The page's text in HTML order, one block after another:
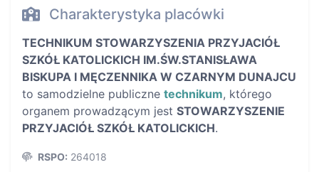
Charakterystyka placówki
TECHNIKUM STOWARZYSZENIA PRZYJACIÓŁ
SZKÓŁ KATOLICKICH IM.ŚW.STANISŁAWA
BISKUPA I MĘCZENNIKA W CZARNYM DUNAJCU
to samodzielne publiczne technikum, którego
organem prowadzącym jest STOWARZYSZENIE
PRZYJACIÓŁ SZKÓŁ KATOLICKICH.
RSPO: 264018